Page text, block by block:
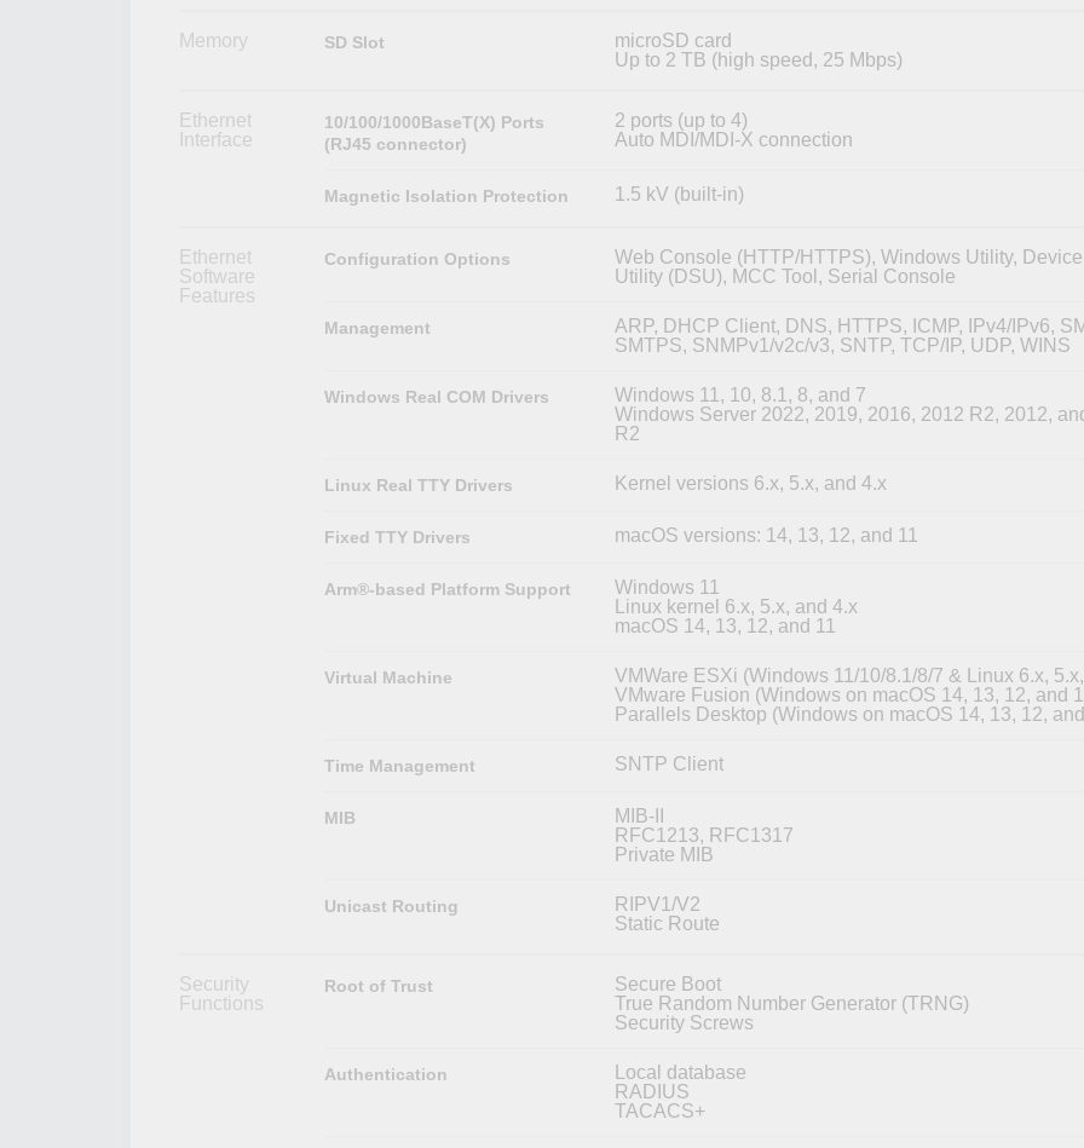
Memory SD Slot
microSD card
Up to 2 TB (high speed, 25 Mbps)
Ethernet
Interface
10/100/1000BaseT(X) Ports
(RJ45 connector)
2 ports (up to 4)
Auto MDI/MDI-X connection
Magnetic Isolation Protection 1.5 kV (built-in)
Ethernet
Software
Features
Configuration Options
Web Console (HTTP/HTTPS), Windows Utility,
Utility (DSU), MCC Tool, Serial Console
Management
ARP, DHCP Client, DNS, HTTPS, ICMP, IPv4/IPv6,
SMTPS, SNMPv1/v2c/v3, SNTP, TCP/IP, UDP, WINS
Windows Real COM Drivers
Windows 11, 10, 8.1, 8, and 7
Windows Server 2022, 2019, 2016, 2012 R2, 2012,
R2
Linux Real TTY Drivers Kernel versions 6.x, 5.x, and 4.x
Fixed TTY Drivers macOS versions: 14, 13, 12, and 11
Arm®-based Platform Support
Windows 11
Linux kernel 6.x, 5.x, and 4.x
macOS 14, 13, 12, and 11
Virtual Machine
VMWare ESXi (Windows 11/10/8.1/8/7 & Linux 6.x,
VMware Fusion (Windows on macOS 14, 13, 12, and
Parallels Desktop (Windows on macOS 14, 13, 12,
Time Management SNTP Client
MIB
MIB-II
RFC1213, RFC1317
Private MIB
Unicast Routing
RIPV1/V2
Static Route
Security
Functions
Root of Trust
Secure Boot
True Random Number Generator (TRNG)
Security Screws
Authentication
Local database
RADIUS
TACACS+